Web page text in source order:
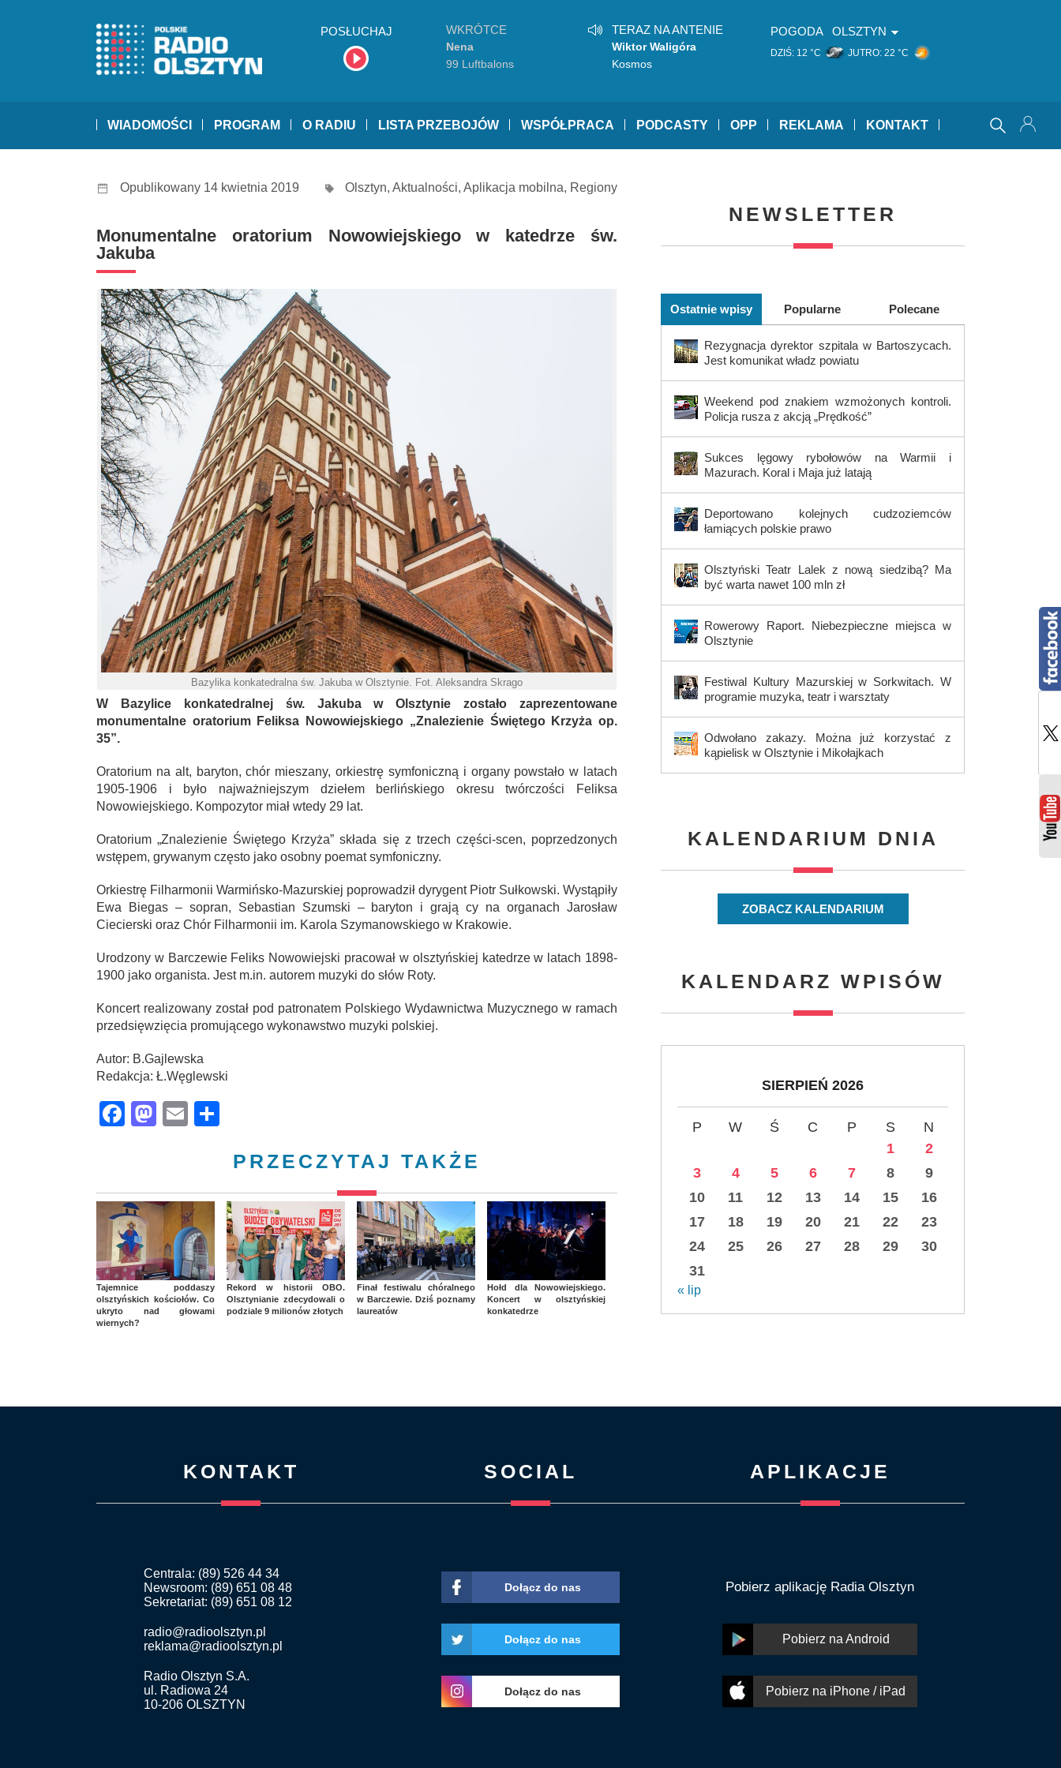
POSŁUCHAJ WKRÓTCE
Nena
99 Luftbalons
TERAZ NA ANTENIE
Wiktor Waligóra
Kosmos
POGODA OLSZTYN
DZIŚ: 12 °C JUTRO: 22 °C
WIADOMOŚCI PROGRAM O RADIU LISTA PRZEBOJÓW WSPÓŁPRACA PODCASTY OPP REKLAMA KONTAKT
Opublikowany 14 kwietnia 2019 Olsztyn, Aktualności, Aplikacja mobilna, Regiony
Monumentalne oratorium Nowowiejskiego w katedrze św.
Jakuba
Bazylika konkatedralna św. Jakuba w Olsztynie. Fot. Aleksandra Skrago
W Bazylice konkatedralnej św. Jakuba w Olsztynie zostało zaprezentowane
monumentalne oratorium Feliksa Nowowiejskiego „Znalezienie Świętego Krzyża op.
35”.
Oratorium na alt, baryton, chór mieszany, orkiestrę symfoniczną i organy powstało w latach
1905-1906 i było najważniejszym dziełem berlińskiego okresu twórczości Feliksa
Nowowiejskiego. Kompozytor miał wtedy 29 lat.
Oratorium „Znalezienie Świętego Krzyża” składa się z trzech części-scen, poprzedzonych
wstępem, grywanym często jako osobny poemat symfoniczny.
Orkiestrę Filharmonii Warmińsko-Mazurskiej poprowadził dyrygent Piotr Sułkowski. Wystąpiły
Ewa Biegas – sopran, Sebastian Szumski – baryton i grają cy na organach Jarosław
Ciecierski oraz Chór Filharmonii im. Karola Szymanowskiego w Krakowie.
Urodzony w Barczewie Feliks Nowowiejski pracował w olsztyńskiej katedrze w latach 1898-
1900 jako organista. Jest m.in. autorem muzyki do słów Roty.
Koncert realizowany został pod patronatem Polskiego Wydawnictwa Muzycznego w ramach
przedsięwzięcia promującego wykonawstwo muzyki polskiej.
Autor: B.Gajlewska
Redakcja: Ł.Węglewski
Facebook
Mastodon
Email
PRZECZYTAJ TAKŻE
Tajemnice poddaszy
olsztyńskich kościołów. Co
ukryto nad głowami
wiernych?
Rekord w historii OBO.
Olsztynianie zdecydowali o
podziale 9 milionów złotych
Finał festiwalu chóralnego
w Barczewie. Dziś poznamy
laureatów
Hołd dla Nowowiejskiego.
Koncert w olsztyńskiej
konkatedrze
NEWSLETTER
Ostatnie wpisy Popularne Polecane
Rezygnacja dyrektor szpitala w Bartoszycach.
Jest komunikat władz powiatu
Weekend pod znakiem wzmożonych kontroli.
Policja rusza z akcją „Prędkość”
Sukces lęgowy rybołowów na Warmii i
Mazurach. Koral i Maja już latają
Deportowano kolejnych cudzoziemców
łamiących polskie prawo
Olsztyński Teatr Lalek z nową siedzibą? Ma
być warta nawet 100 mln zł
Rowerowy Raport. Niebezpieczne miejsca w
Olsztynie
Festiwal Kultury Mazurskiej w Sorkwitach. W
programie muzyka, teatr i warsztaty
Odwołano zakazy. Można już korzystać z
kąpielisk w Olsztynie i Mikołajkach
KALENDARIUM DNIA
ZOBACZ KALENDARIUM
KALENDARZ WPISÓW
SIERPIEŃ 2026
P W Ś C P S
N
1
2
3
4 5 6 7 8
9
10
11 12 13 14 15
16
17
18 19 20 21 22
23
24
25 26 27 28 29
30
31
« lip
KONTAKT
Centrala: (89) 526 44 34
Newsroom: (89) 651 08 48
Sekretariat: (89) 651 08 12
radio@radioolsztyn.pl
reklama@radioolsztyn.pl
Radio Olsztyn S.A.
ul. Radiowa 24
10-206 OLSZTYN
SOCIAL
Dołącz do nas
Dołącz do nas
Dołącz do nas
APLIKACJE
Pobierz aplikację Radia Olsztyn
Pobierz na Android
Pobierz na iPhone / iPad